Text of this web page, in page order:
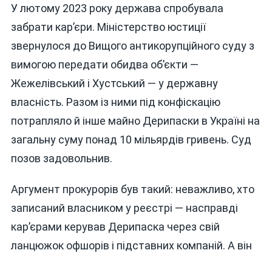
У лютому 2023 року держава спробувала
забрати кар’єри. Міністерство юстиції
звернулося до Вищого антикорупційного суду з
вимогою передати обидва об’єкти —
Жежелівський і Хустський — у державну
власність. Разом із ними під конфіскацію
потрапляло й інше майно Дерипаски в Україні на
загальну суму понад 10 мільярдів гривень. Суд
позов задовольнив.
Аргумент прокурорів був такий: неважливо, хто
записаний власником у реєстрі — насправді
кар’єрами керував Дерипаска через свій
ланцюжок офшорів і підставних компаній. А він